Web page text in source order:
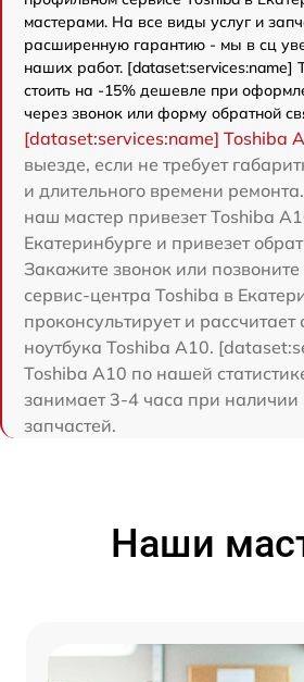
мастерами. На все виды услуг и
расширенную гарантию - мы в сц
наших работ. [dataset:services:name]
стоить на -15% дешевле при
через звонок или форму обратной
[dataset:services:name] Toshiba
выезде, если не требует
и длительного времени
наш мастер привезет Toshiba
Екатеринбурге и привезет
Закажите звонок или
сервис-центра Toshiba в
проконсультирует и рассчитает
ноутбука Toshiba A10.
Toshiba A10 по нашей
занимает 3-4 часа при наличии
запчастей.
Наши